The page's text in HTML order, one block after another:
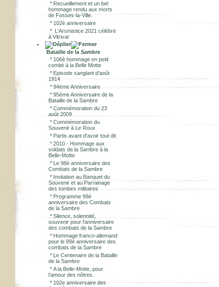
* Recueillement et un bel
hommage rendu aux morts
de Fosses-la-Ville.
* 102è anniversaire
* L'Arsmistice 2021 célébré
à Vitrival
Bataille de la Sambre
* 106è hommage en petit
comité à la Belle Motte
* Episode sanglant d'août
1914
* 94ème Anniversaire
* 95ème Anniversaire de la
Bataille de la Sambre
* Commémoration du 23
août 2009
* Commémoration du
Souvenir à Le Roux
* Partis avant d'avoir tout dit
* 2010 - Hommage aux
soldats de la Sambre à la
Belle-Motte
* Le 98è anniversaire des
Combats de la Sambre
* Invitation au Banquet du
Souvenir et au Parrainage
des tombes militaires
* Programme 99è
anniversaire des Combats
de la Sambre
* Silence, solennité,
souvenir pour l'anniversaire
des combats de la Sambre
* Hommage franco-allemand
pour le 99è anniversaire des
combats de la Sambre
* Le Centenaire de la Bataille
de la Sambre
* A la Belle-Motte, pour
l'amour des nôtres.
* 102e anniversaire des